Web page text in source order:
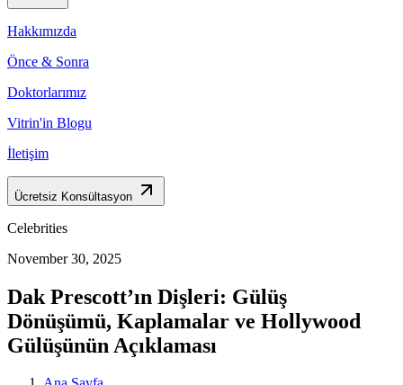
Hakkımızda
Önce & Sonra
Doktorlarımız
Vitrin'in Blogu
İletişim
Ücretsiz Konsültasyon
Celebrities
November 30, 2025
Dak Prescott’ın Dişleri: Gülüş
Dönüşümü, Kaplamalar ve Hollywood
Gülüşünün Açıklaması